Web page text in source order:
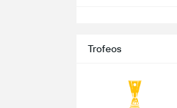
Trofeos